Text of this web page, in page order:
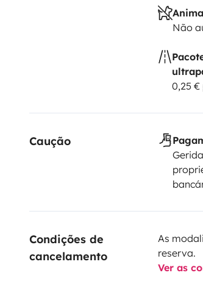
Não
0,25
Caução
Condições de
cancelamento
As
reserva.
Ver as